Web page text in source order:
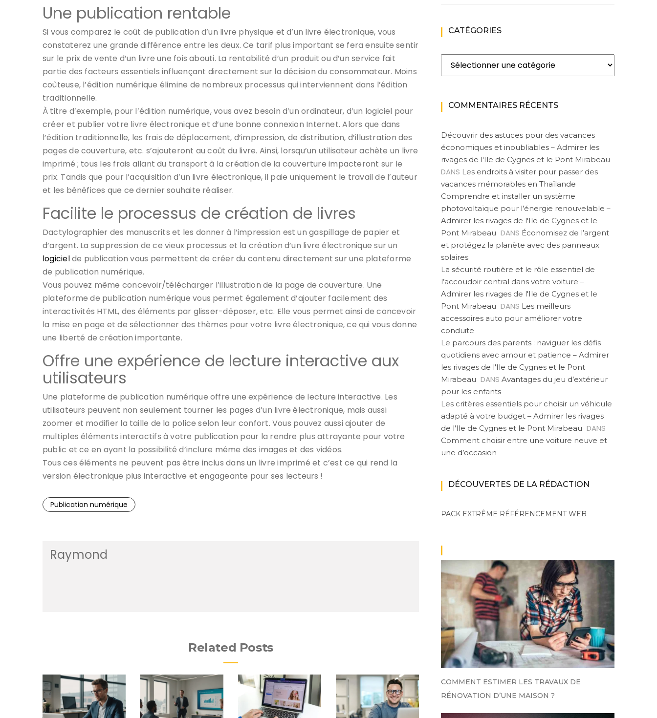
Une publication rentable
Si vous comparez le coût de publication d’un livre physique et d’un livre électronique, vous
constaterez une grande différence entre les deux. Ce tarif plus important se fera ensuite sentir
sur le prix de vente d’un livre une fois abouti. La rentabilité d’un produit ou d’un service fait
partie des facteurs essentiels influençant directement sur la décision du consommateur. Moins
coûteuse, l’édition numérique élimine de nombreux processus qui interviennent dans l’édition
traditionnelle.
À titre d’exemple, pour l’édition numérique, vous avez besoin d’un ordinateur, d’un logiciel pour
créer et publier votre livre électronique et d’une bonne connexion Internet. Alors que dans
l’édition traditionnelle, les frais de déplacement, d’impression, de distribution, d’illustration des
pages de couverture, etc. s’ajouteront au coût du livre. Ainsi, lorsqu’un utilisateur achète un livre
imprimé ; tous les frais allant du transport à la création de la couverture impacteront sur le
prix. Tandis que pour l’acquisition d’un livre électronique, il paie uniquement le travail de l’auteur
et les bénéfices que ce dernier souhaite réaliser.
Facilite le processus de création de livres
Dactylographier des manuscrits et les donner à l’impression est un gaspillage de papier et
d’argent. La suppression de ce vieux processus et la création d’un livre électronique sur un
logicielde publication vous permettent de créer du contenu directement sur une plateforme
de publication numérique.
Vous pouvez même concevoir/télécharger l’illustration de la page de couverture. Une
plateforme de publication numérique vous permet également d’ajouter facilement des
interactivités HTML, des éléments par glisser-déposer, etc. Elle vous permet ainsi de concevoir
la mise en page et de sélectionner des thèmes pour votre livre électronique, ce qui vous donne
une liberté de création importante.
Offre une expérience de lecture interactive aux
utilisateurs
Une plateforme de publication numérique offre une expérience de lecture interactive. Les
utilisateurs peuvent non seulement tourner les pages d’un livre électronique, mais aussi
zoomer et modifier la taille de la police selon leur confort. Vous pouvez aussi ajouter de
multiples éléments interactifs à votre publication pour la rendre plus attrayante pour votre
public et ce en ayant la possibilité d’inclure même des images et des vidéos.
Tous ces éléments ne peuvent pas être inclus dans un livre imprimé et c’est ce qui rend la
version électronique plus interactive et engageante pour ses lecteurs !
Publication numérique
Raymond
Related Posts
CATÉGORIES
Catégories
COMMENTAIRES RÉCENTS
Découvrir des astuces pour des vacances
économiques et inoubliables – Admirer les
rivages de l'Ile de Cygnes et le Pont Mirabeau
DANS Les endroits à visiter pour passer des
vacances mémorables en Thaïlande
Comprendre et installer un système
photovoltaïque pour l’énergie renouvelable –
Admirer les rivages de l'Ile de Cygnes et le
Pont Mirabeau DANS Économisez de l’argent
et protégez la planète avec des panneaux
solaires
La sécurité routière et le rôle essentiel de
l’accoudoir central dans votre voiture –
Admirer les rivages de l'Ile de Cygnes et le
Pont Mirabeau DANS Les meilleurs
accessoires auto pour améliorer votre
conduite
Le parcours des parents : naviguer les défis
quotidiens avec amour et patience – Admirer
les rivages de l'Ile de Cygnes et le Pont
Mirabeau DANS Avantages du jeu d’extérieur
pour les enfants
Les critères essentiels pour choisir un véhicule
adapté à votre budget – Admirer les rivages
de l'Ile de Cygnes et le Pont Mirabeau DANS
Comment choisir entre une voiture neuve et
une d’occasion
DÉCOUVERTES DE LA RÉDACTION
PACK EXTRÊME RÉFÉRENCEMENT WEB
COMMENT ESTIMER LES TRAVAUX DE
RÉNOVATION D’UNE MAISON ?